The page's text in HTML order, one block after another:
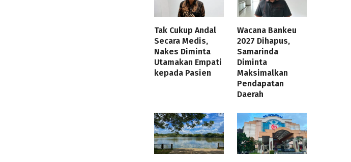
Tak Cukup Andal
Secara Medis,
Nakes Diminta
Utamakan Empati
kepada Pasien
Wacana Bankeu
2027 Dihapus,
Samarinda
Diminta
Maksimalkan
Pendapatan
Daerah